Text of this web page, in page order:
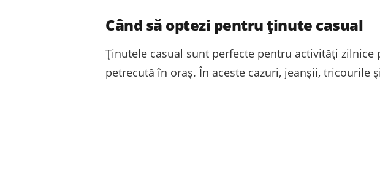
Când să optezi pentru ținute casual
Ținutele casual sunt perfecte pentru activități
petrecută în oraș. În aceste cazuri, jeanșii,